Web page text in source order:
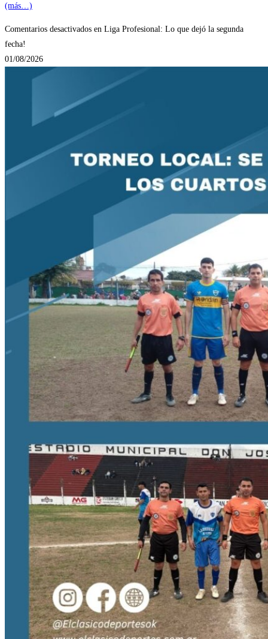
(más…)
Comentarios desactivados en Liga Profesional: Lo que dejó la segunda
fecha!
01/08/2026